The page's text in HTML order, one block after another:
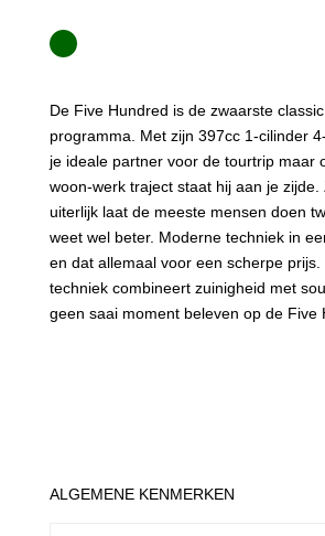
De Five Hundred is de zwaarste
programma. Met zijn 397cc 1-cilinder
je ideale partner voor de tourtrip maar
woon-werk traject staat hij aan je zijde.
uiterlijk laat de meeste mensen doen
weet wel beter. Moderne techniek in
en dat allemaal voor een scherpe
techniek combineert zuinigheid met
geen saai moment beleven op de Five
ALGEMENE KENMERKEN